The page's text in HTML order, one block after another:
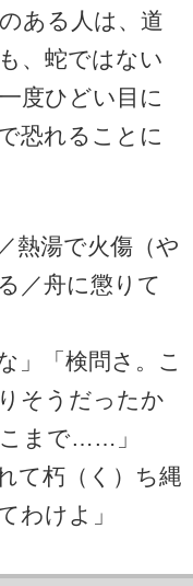
ある人は、道
、蛇ではない
度ひどい目に
恐れることに
／熱湯で火傷（や
／舟に懲りて
」「検問さ。こ
そうだったか
まで……」
て朽（く）ち縄
わけよ」